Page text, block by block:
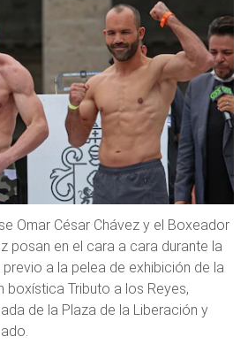
Omar César Chávez y el Boxeador
posan en el cara a cara durante la
a la pelea de exhibición de la
boxística Tributo a los Reyes,
de la Plaza de la Liberación y